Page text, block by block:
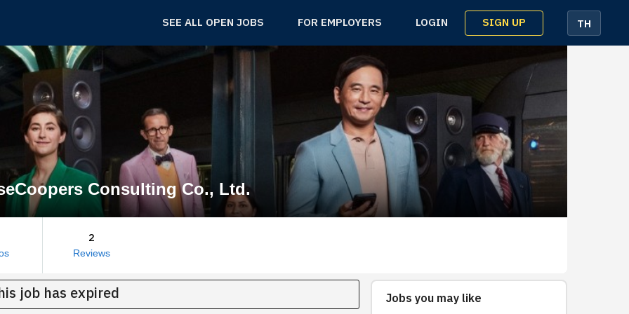
SEE ALL OPEN JOBS FOR EMPLOYERS LOGIN SIGN UP TH
Consulting Co., Ltd.
2
Reviews
job has expired Jobs you may like